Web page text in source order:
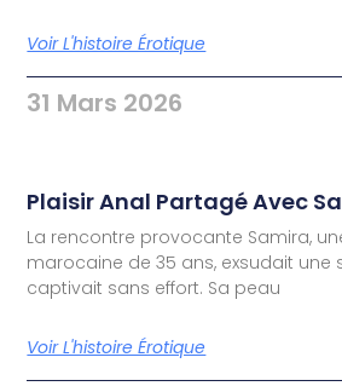
Voir L'histoire Érotique
31 Mars 2026
Plaisir Anal Partagé Avec
La rencontre provocante Samira,
marocaine de 35 ans, exsudait une
captivait sans effort. Sa peau
Voir L'histoire Érotique